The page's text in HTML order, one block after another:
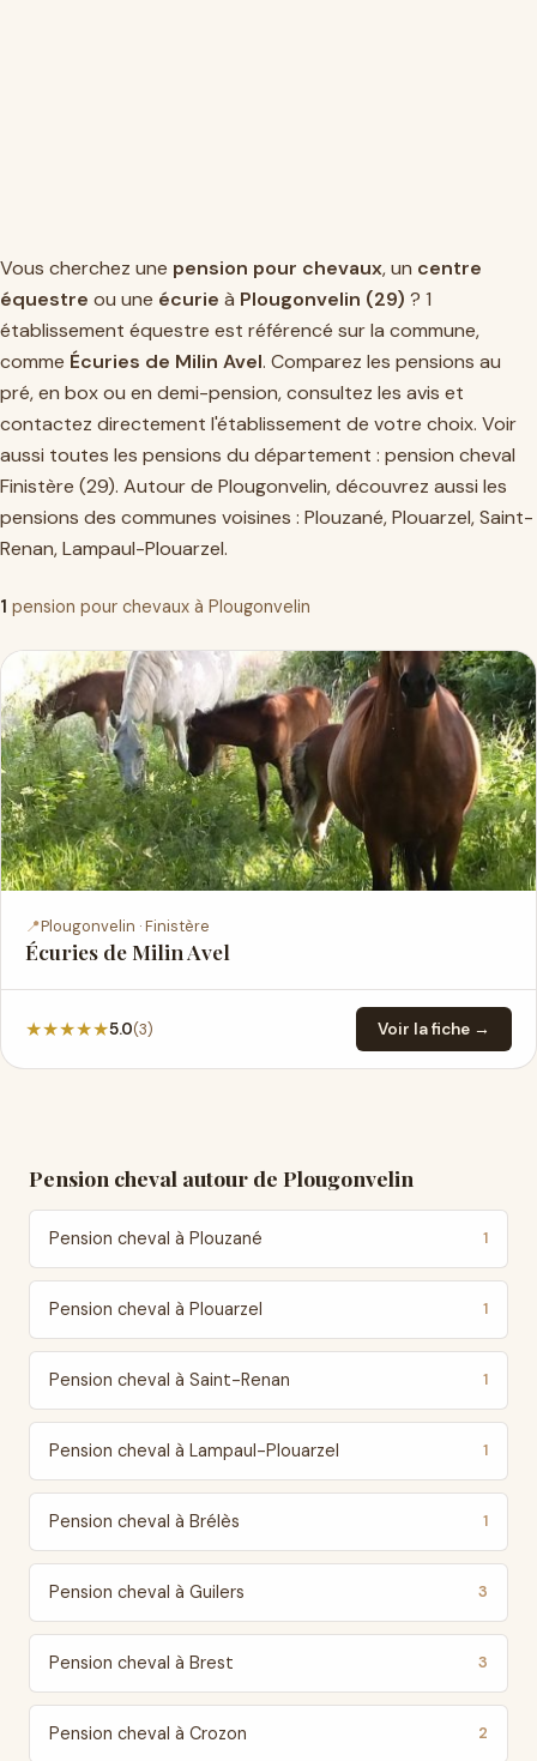
Vous cherchez une pension pour chevaux, un centre
équestre ou une écurie à Plougonvelin (29) ? 1
établissement équestre est référencé sur la commune,
comme Écuries de Milin Avel. Comparez les pensions au
pré, en box ou en demi-pension, consultez les avis et
contactez directement l'établissement de votre choix. Voir
aussi toutes les pensions du département : pension cheval
Finistère (29). Autour de Plougonvelin, découvrez aussi les
pensions des communes voisines : Plouzané,Plouarzel,Saint-
Renan,Lampaul-Plouarzel.
1 pension pour chevaux à Plougonvelin
📍Plougonvelin · Finistère
Écuries de Milin Avel
★★★★★5.0(3) Voir la fiche →
Pension cheval autour de Plougonvelin
Pension cheval à Plouzané 1
Pension cheval à Plouarzel 1
Pension cheval à Saint-Renan 1
Pension cheval à Lampaul-Plouarzel 1
Pension cheval à Brélès 1
Pension cheval à Guilers 3
Pension cheval à Brest 3
Pension cheval à Crozon 2